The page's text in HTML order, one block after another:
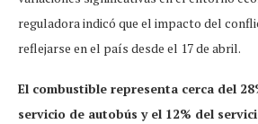
reguladora indicó que el impacto del
reflejarse en el país desde el 17 de abril.
El combustible representa cerca del
servicio de autobús y el 12% del